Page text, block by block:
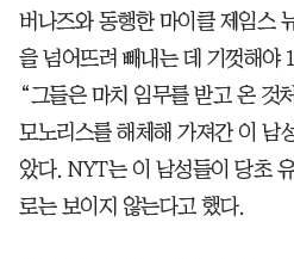
버나즈와 동행한 마이클 제임스
을 넘어뜨려 빼내는 데 기껏해야
“그들은 마치 임무를 받고 온 것
모노리스를 해체해 가져간 이 남
았다. NYT는 이 남성들이 당초
로는 보이지 않는다고 했다.